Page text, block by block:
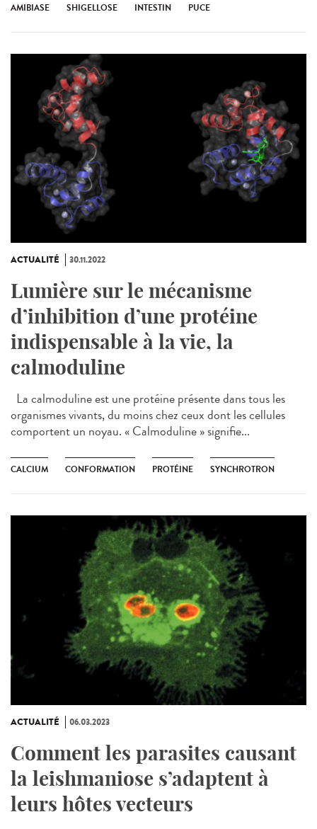
AMIBIASE SHIGELLOSE INTESTIN PUCE
ACTUALITÉ 30.11.2022
Lumière sur le mécanisme
d’inhibition d’une protéine
indispensable à la vie, la
calmoduline
La calmoduline est une protéine présente dans tous les
organismes vivants, du moins chez ceux dont les cellules
comportent un noyau. « Calmoduline » signifie...
CALCIUM CONFORMATION PROTÉINE SYNCHROTRON
ACTUALITÉ 06.03.2023
Comment les parasites causant
la leishmaniose s’adaptent à
leurs hôtes vecteurs